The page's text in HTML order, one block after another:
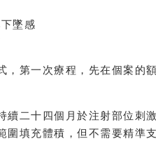
墜感
第一次療程，先在個案
二十四個月於注射部位
填充體積，但不需要精